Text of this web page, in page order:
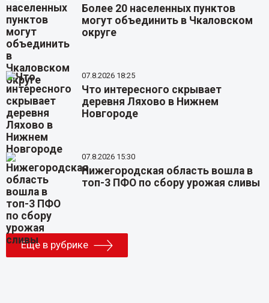
Более 20 населенных пунктов
могут объединить в Чкаловском
округе
07.8.2026 18:25
Что интересного скрывает
деревня Ляхово в Нижнем
Новгороде
07.8.2026 15:30
Нижегородская область вошла в
топ-3 ПФО по сбору урожая сливы
Еще в рубрике